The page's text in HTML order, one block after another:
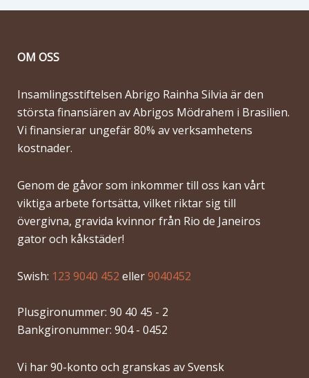
OM OSS
Insamlingsstiftelsen Abrigo Rainha Silvia är den
största finansiären av Abrigos Mödrahem i Brasilien.
Vi finansierar ungefär 80% av verksamhetens
kostnader.
Genom de gåvor som inkommer till oss kan vårt
viktiga arbete fortsätta, vilket riktar sig till
övergivna, gravida kvinnor från Rio de Janeiros
gator och kåkstäder!
Swish: 123 9040 452 eller9040452
Plusgironummer: 90 40 45 - 2
Bankgironummer: 904 - 0452
Vi har 90-konto och granskas av Svensk